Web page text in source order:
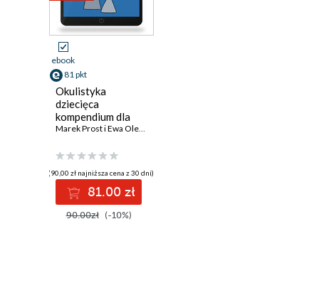
ebook
81 pkt
Okulistyka
dziecięca
kompendium dla
lekarzy
się w okulistyce i
lekarzy innych
specjalności
Marek Prost i Ewa Oleszczyńska-Prost
(90,00 zł najniższa cena z 30 dni)
81.00 zł
90.00zł (-10%)